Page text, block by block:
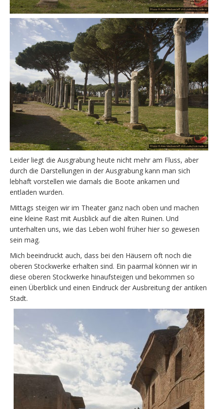
Leider liegt die Ausgrabung heute nicht mehr am Fluss, aber
durch die Darstellungen in der Ausgrabung kann man sich
lebhaft vorstellen wie damals die Boote ankamen und
entladen wurden.
Mittags steigen wir im Theater ganz nach oben und machen
eine kleine Rast mit Ausblick auf die alten Ruinen. Und
unterhalten uns, wie das Leben wohl früher hier so gewesen
sein mag.
Mich beeindruckt auch, dass bei den Häusern oft noch die
oberen Stockwerke erhalten sind. Ein paarmal können wir in
diese oberen Stockwerke hinaufsteigen und bekommen so
einen Überblick und einen Eindruck der Ausbreitung der antiken
Stadt.